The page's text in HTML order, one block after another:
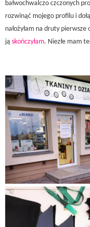
bałwochwalczo czczonych
rozwinąć mojego profilu i
nałożyłam na druty
ją skończyłam. Niezłe mam